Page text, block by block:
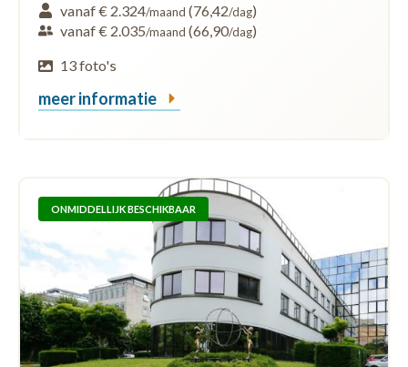
vanaf € 2.324/maand (76,42/dag)
vanaf € 2.035/maand (66,90/dag)
13 foto's
meer informatie
ONMIDDELLIJK BESCHIKBAAR